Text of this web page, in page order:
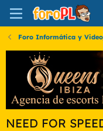
Foro Informática y
NEED FOR